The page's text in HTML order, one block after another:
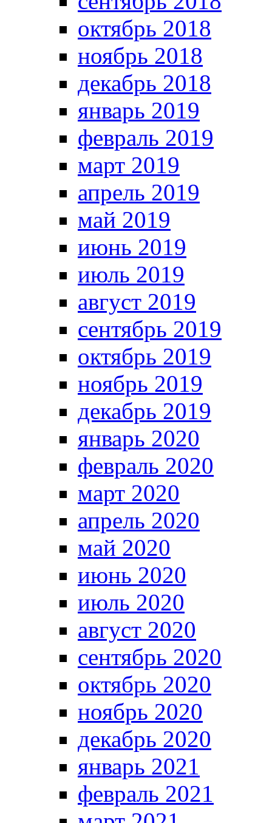
октябрь 2018
ноябрь 2018
декабрь 2018
январь 2019
февраль 2019
март 2019
апрель 2019
май 2019
июнь 2019
июль 2019
август 2019
сентябрь 2019
октябрь 2019
ноябрь 2019
декабрь 2019
январь 2020
февраль 2020
март 2020
апрель 2020
май 2020
июнь 2020
июль 2020
август 2020
сентябрь 2020
октябрь 2020
ноябрь 2020
декабрь 2020
январь 2021
февраль 2021